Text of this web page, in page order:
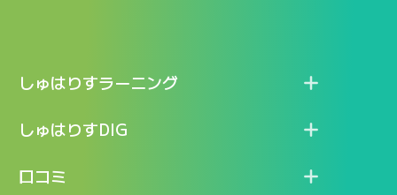
しゅはりすラーニング
特長
料金
しゅはりすDIG
記事一覧
口コミ